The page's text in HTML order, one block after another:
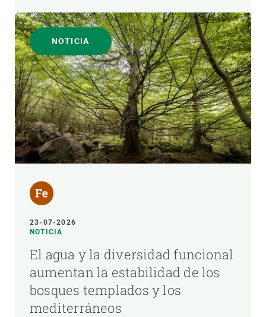
NOTICIA
23-07-2026
NOTICIA
El agua y la diversidad funcional
aumentan la estabilidad de los
bosques templados y los
mediterráneos